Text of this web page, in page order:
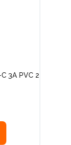
3A PVC 2